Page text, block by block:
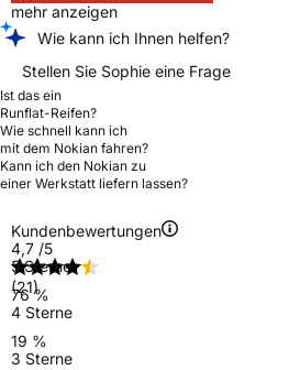
mehr anzeigen
Wie kann ich Ihnen helfen?
Stellen Sie Sophie eine Frage
Ist das ein
Runflat-Reifen?
Wie schnell kann ich
mit dem Nokian fahren?
Kann ich den Nokian zu
einer Werkstatt liefern lassen?
Kundenbewertungen
4,7 /5
(21)
5 Sterne
76 %
4 Sterne
19 %
3 Sterne